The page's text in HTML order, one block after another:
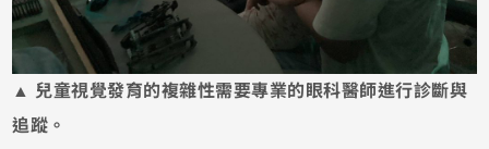
▲ 兒童視覺發育的複雜性需要專業的眼科醫師進行診斷與
追蹤。